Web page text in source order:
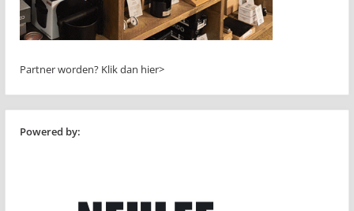
Partner worden? Klik dan hier>
Powered by: